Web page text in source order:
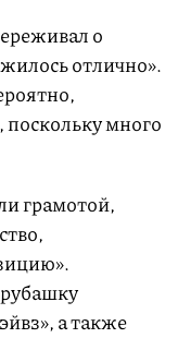
о
отлично».
много
грамотой,
а также